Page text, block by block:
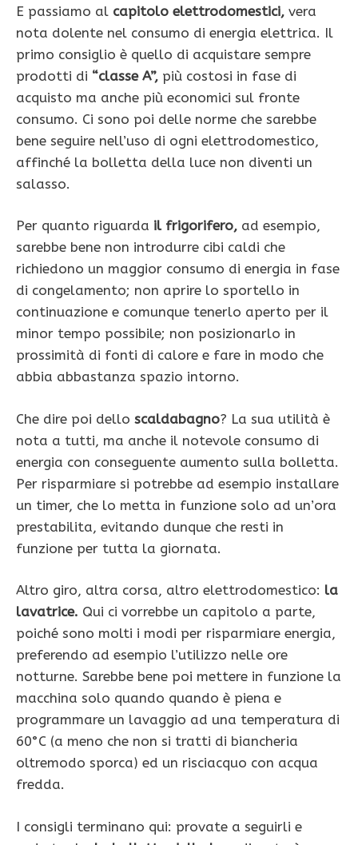
E passiamo al capitolo elettrodomestici, vera
nota dolente nel consumo di energia elettrica. Il
primo consiglio è quello di acquistare sempre
prodotti di “classe A”, più costosi in fase di
acquisto ma anche più economici sul fronte
consumo. Ci sono poi delle norme che sarebbe
bene seguire nell’uso di ogni elettrodomestico,
affinché la bolletta della luce non diventi un
salasso.
Per quanto riguarda il frigorifero, ad esempio,
sarebbe bene non introdurre cibi caldi che
richiedono un maggior consumo di energia in fase
di congelamento; non aprire lo sportello in
continuazione e comunque tenerlo aperto per il
minor tempo possibile; non posizionarlo in
prossimità di fonti di calore e fare in modo che
abbia abbastanza spazio intorno.
Che dire poi dello scaldabagno? La sua utilità è
nota a tutti, ma anche il notevole consumo di
energia con conseguente aumento sulla bolletta.
Per risparmiare si potrebbe ad esempio installare
un timer, che lo metta in funzione solo ad un’ora
prestabilita, evitando dunque che resti in
funzione per tutta la giornata.
Altro giro, altra corsa, altro elettrodomestico: la
lavatrice. Qui ci vorrebbe un capitolo a parte,
poiché sono molti i modi per risparmiare energia,
preferendo ad esempio l’utilizzo nelle ore
notturne. Sarebbe bene poi mettere in funzione la
macchina solo quando quando è piena e
programmare un lavaggio ad una temperatura di
60°C (a meno che non si tratti di biancheria
oltremodo sporca) ed un risciacquo con acqua
fredda.
I consigli terminano qui: provate a seguirli e